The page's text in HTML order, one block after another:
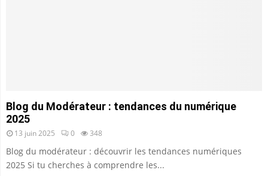
Blog du Modérateur : tendances du numérique
2025
13 juin 2025 0 348
Blog du modérateur : découvrir les tendances numériques
2025 Si tu cherches à comprendre les...